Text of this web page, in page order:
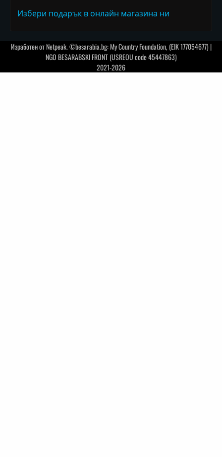
Избери подарък в онлайн магазина ни
Изработен отNetpeak. ©besarabia.bg: My Country Foundation, (EIK 177054677) |
NGO BESARABSKI FRONT (USREOU code 45447863)
2021-2026